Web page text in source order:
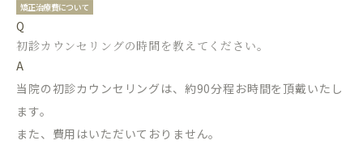
矯正治療費について
Q
初診カウンセリングの時間を教えてください。
A
当院の初診カウンセリングは、約90分程お時間を頂戴いたし
ます。
また、費用はいただいておりません。